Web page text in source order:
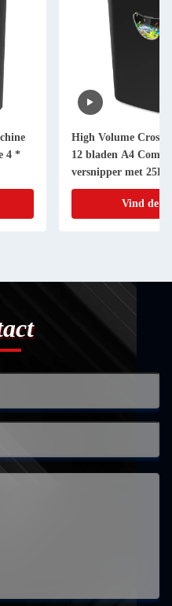
4 *
High Volume Cross
12 bladen A4
versnipper met 25L
CD228P
Vind de